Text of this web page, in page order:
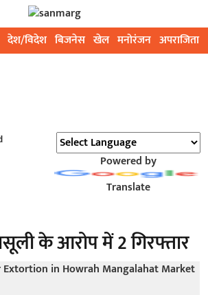
देश/विदेश बिजनेस खेल मनोरंजन अपराजिता
Powered by
Translate
के आरोप में 2 गिरफ्तार